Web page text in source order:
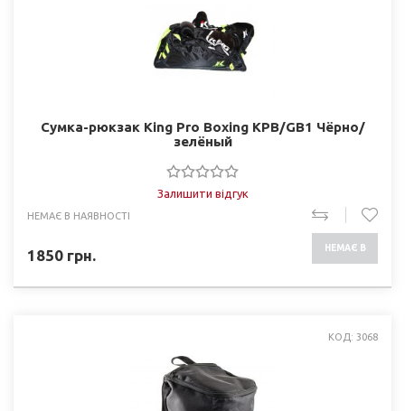
Сумка-рюкзак King Pro Boxing KPB/GB1 Чёрно/
зелёный
Залишити відгук
НЕМАЄ В НАЯВНОСТІ
1850 грн. НЕМАЄ В
КОД: 3068